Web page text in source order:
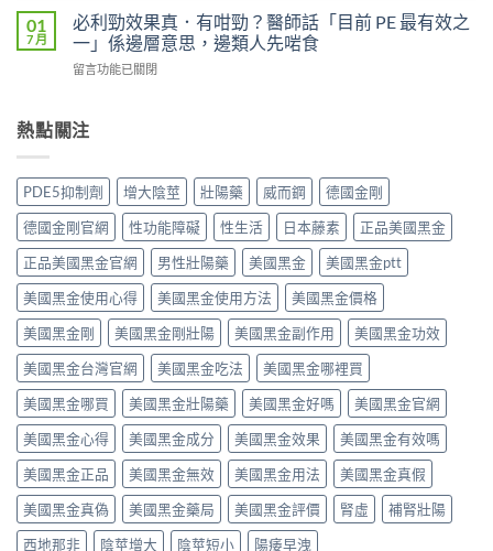
多
久？〉
中
者
真
評
效
析：
從
秒
出
到
持
久
30
分，
雙
效
機
制
與
安
全
用
法
完
整
Oral
Jelly）
整
西
非
液
態
劑
型
的
真
相、
用
法
與
香
港
法
律
紅
線〉
中
而
鋼
（Viagra，
西
非）
值
得
買？
藥
效
持
續
時
間、
正
確
用
法
與
副
作
用
完
整
評
01
7 月
必利勁效果真．有咁勁？醫師話「目前 PE 最有效之
一」係邊層意思，邊類人先啱食
在
勁
效
真．
有
咁
勁？
醫
師
話
「目
前
PE
最
有
效
之
一」
係
邊
層
意
思，
留言功能已關閉
熱點關注
PDE5抑制劑 增大陰莖 壯陽藥 威而鋼
德國金剛
德國金剛官網
性功能障礙 性生活 日本藤素
正品美國黑金
正品美國黑金官網
男性壯陽藥 美國黑金
美國黑金ptt
美國黑金使用心得
美國黑金使用方法
美國黑金價格
美國黑金剛
美國黑金剛壯陽 美國黑金副作用
美國黑金功效
美國黑金台灣官網
美國黑金吃法
美國黑金哪裡買
美國黑金哪買
美國黑金壯陽藥 美國黑金好嗎
美國黑金官網
美國黑金心得
美國黑金成分 美國黑金效果
美國黑金有效嗎
美國黑金正品
美國黑金無效 美國黑金用法
美國黑金真假
美國黑金真偽
美國黑金藥局 美國黑金評價 腎虛
補腎壯陽
西地那非
陰莖增大 陰莖短小 陽痿早洩